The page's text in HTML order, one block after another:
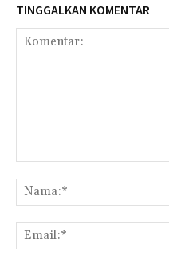
TINGGALKAN KOMENTAR